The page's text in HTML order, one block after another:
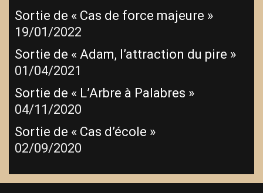
Sortie de « Cas de force majeure »
19/01/2022
Sortie de « Adam, l’attraction du pire »
01/04/2021
Sortie de « L’Arbre à Palabres »
04/11/2020
Sortie de « Cas d’école »
02/09/2020